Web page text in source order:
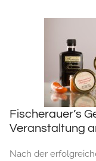
Fischerauer’s
Veranstaltung
Nach der